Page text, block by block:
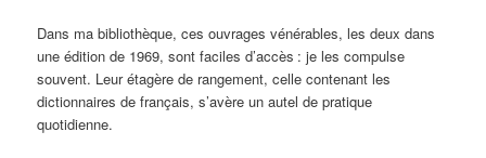
Dans ma bibliothèque, ces ouvrages vénérables, les deux dans
une édition de 1969, sont faciles d’accès : je les compulse
souvent. Leur étagère de rangement, celle contenant les
dictionnaires de français, s’avère un autel de pratique
quotidienne.